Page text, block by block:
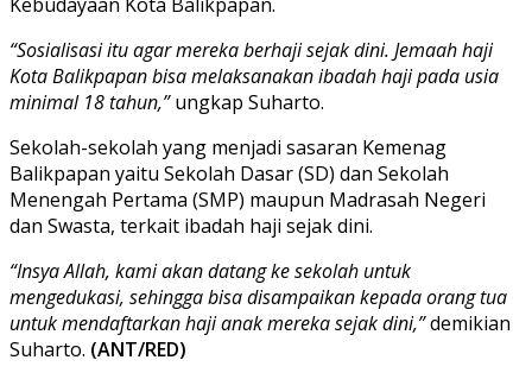
“Sosialisasi itu agar mereka berhaji sejak dini. Jemaah haji
Kota Balikpapan bisa melaksanakan ibadah haji pada usia
minimal 18 tahun,”ungkap Suharto.
Sekolah-sekolah yang menjadi sasaran Kemenag
Balikpapan yaitu Sekolah Dasar (SD) dan Sekolah
Menengah Pertama (SMP) maupun Madrasah Negeri
dan Swasta, terkait ibadah haji sejak dini.
“Insya Allah, kami akan datang ke sekolah untuk
mengedukasi, sehingga bisa disampaikan kepada orang tua
untuk mendaftarkan haji anak mereka sejak dini,”demikian
Suharto. (ANT/RED)